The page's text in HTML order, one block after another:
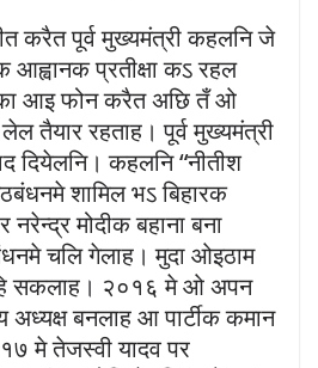
करैत पूर्व मुख्यमंत्री कहलनि जे
आह्वानक प्रतीक्षा कऽ रहल
आइ फोन करैत अछि तँ ओ
तैयार रहताह। पूर्व मुख्यमंत्री
दियेलनि। कहलनि “नीतीश
शामिल भऽ बिहारक
मोदीक बहाना बना
चलि गेलाह। मुदा ओइठाम
सकलाह। २०१६ मे ओ अपन
अध्यक्ष बनलाह आ पार्टीक कमान
मे तेजस्वी यादव पर